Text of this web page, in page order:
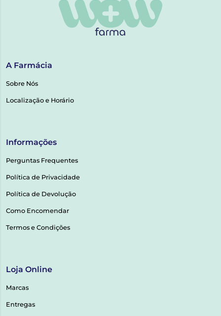
A Farmácia
Sobre Nós
Localização e Horário
Informações
Perguntas Frequentes
Política de Privacidade
Política de Devolução
Como Encomendar
Termos e Condições
Loja Online
Marcas
Entregas